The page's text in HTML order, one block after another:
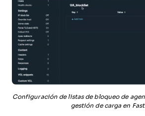
Configuración de listas de bloqueo de
gestión de carga en